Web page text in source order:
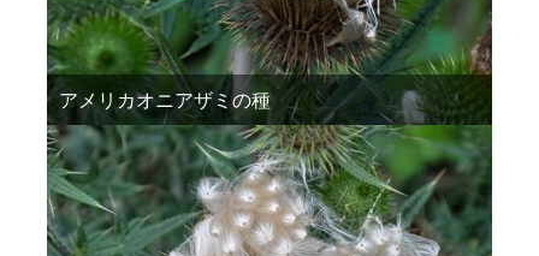
アメリカオニアザミの種